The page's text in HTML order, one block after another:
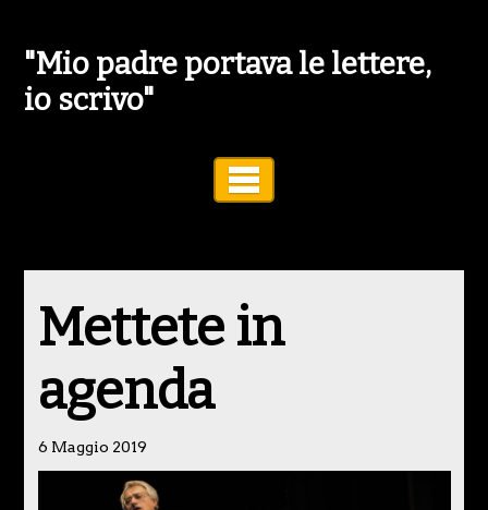
"Mio padre portava le lettere,
io scrivo"
Mettete in
agenda
6 Maggio 2019